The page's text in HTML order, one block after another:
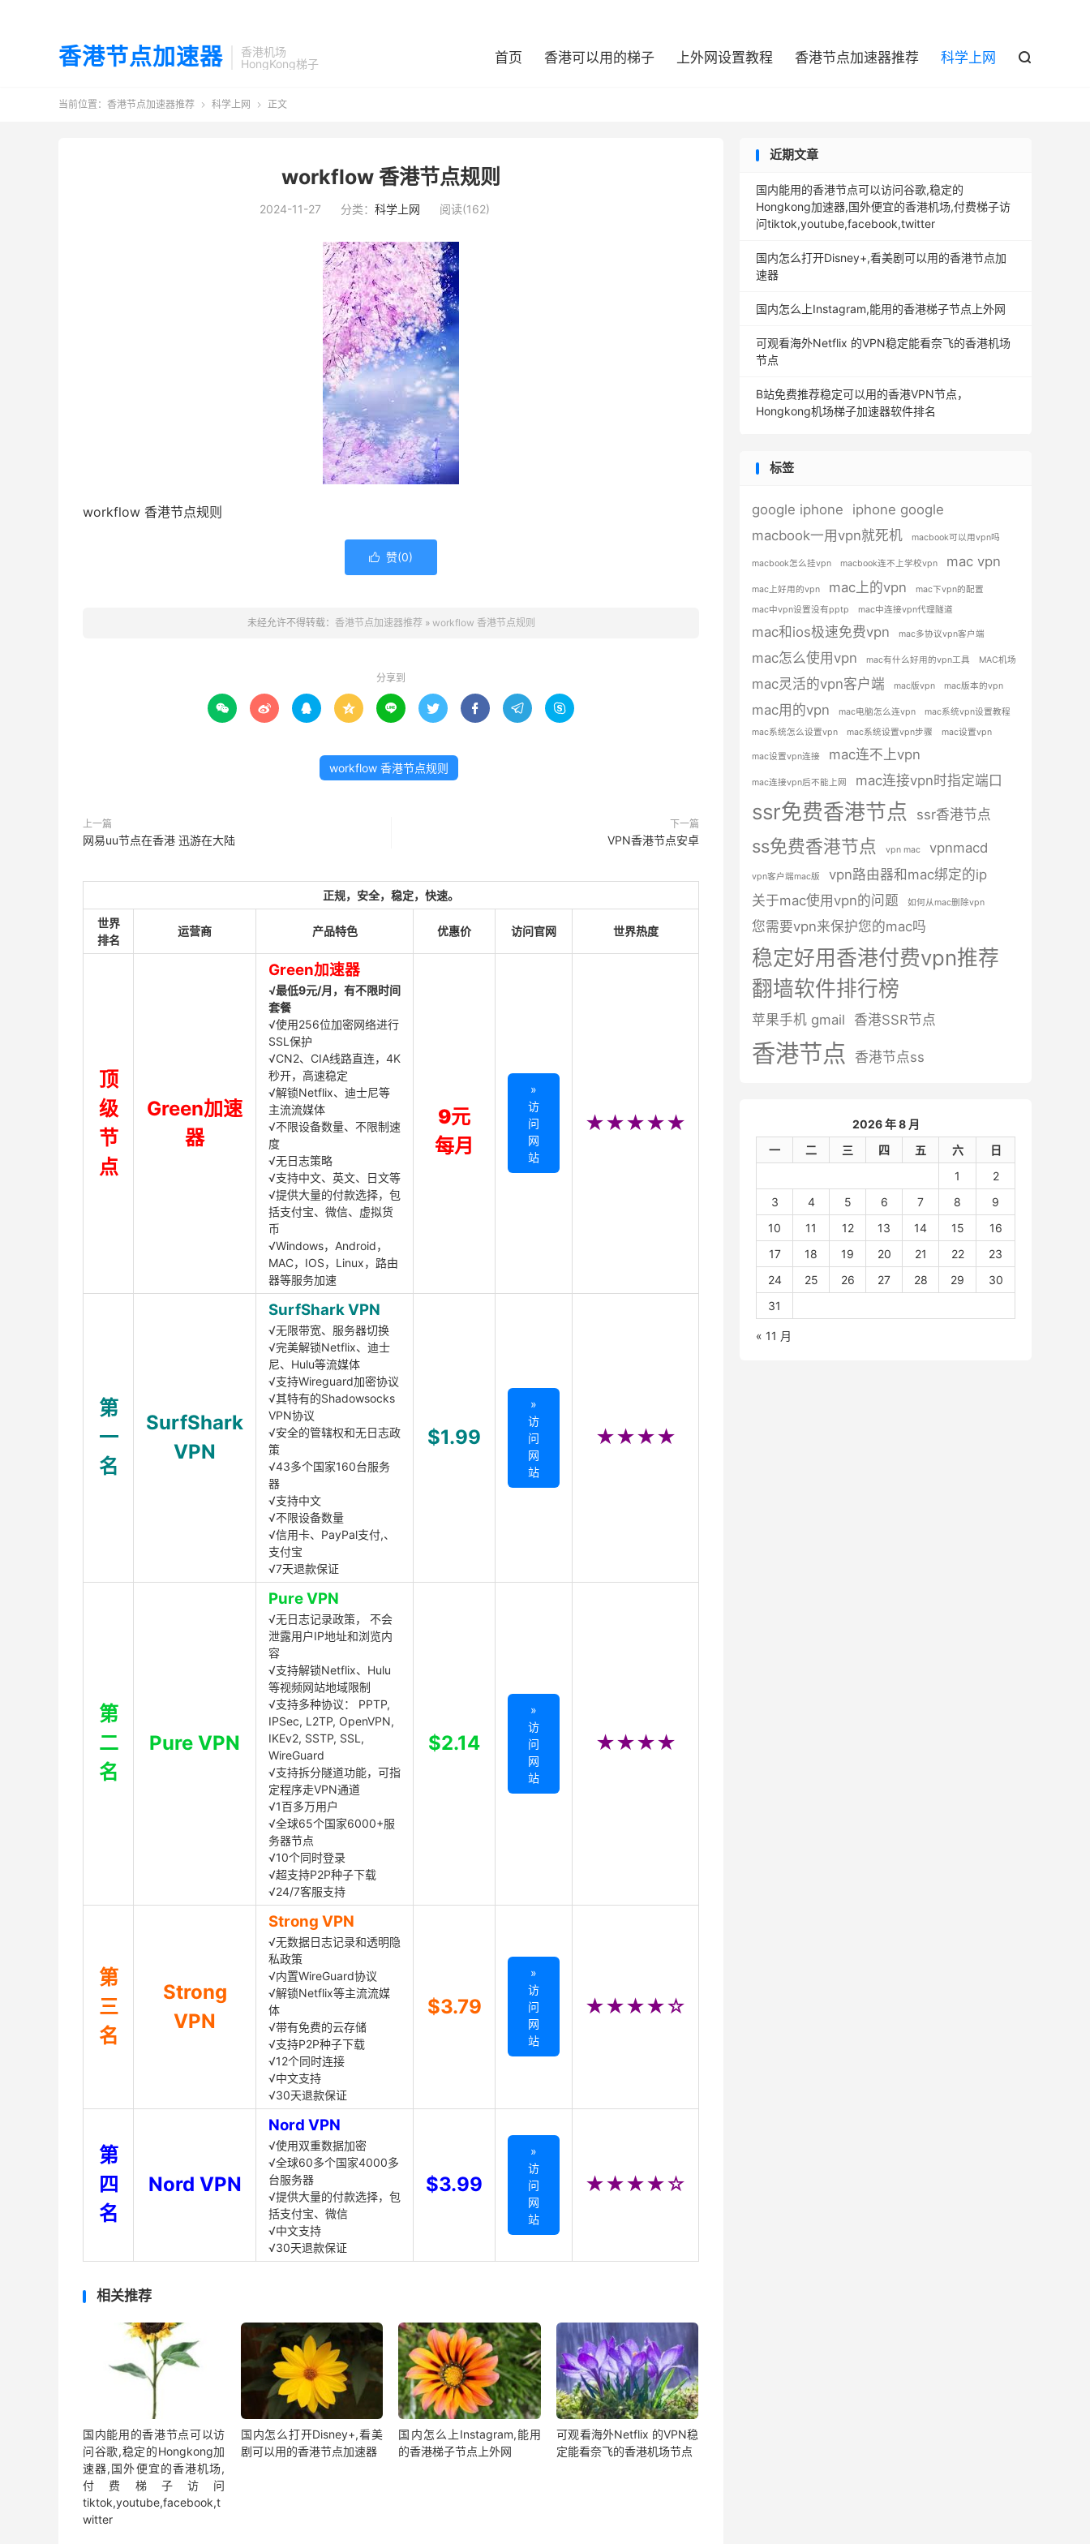
香港节点加速器
香港机场
HongKong梯子
首页 香港可以用的梯子 上外网设置教程 香港节点加速器推荐 科学上网 
当前位置： 香港节点加速器推荐  科学上网  正文
workflow 香港节点规则
2024-11-27 分类： 科学上网 阅读(162)
workflow 香港节点规则
 赞(0)
未经允许不得转载： 香港节点加速器推荐 » workflow 香港节点规则
分享到
        
workflow 香港节点规则
上一篇
网易uu节点在香港 迅游在大陆
下一篇
VPN香港节点安卓
正规，安全，稳定，快速。
世界
排名
运营商 产品特色 优惠价 访问官网 世界热度
顶
级
节
点
Green加速
器
Green加速器
√最低9元/月，有不限时间
套餐
√使用256位加密网络进行
SSL保护
√CN2、CIA线路直连，4K
秒开，高速稳定
√解锁Netflix、迪士尼等
主流流媒体
√不限设备数量、不限制速
度
√无日志策略
√支持中文、英文、日文等
√提供大量的付款选择，包
括支付宝、微信、虚拟货
币
√Windows，Android，
MAC，IOS，Linux，路由
器等服务加速
9元
每月
»
访
问
网
站
★★★★★
第
一
名
SurfShark
VPN
SurfShark VPN
√无限带宽、服务器切换
√完美解锁Netflix、迪士
尼、Hulu等流媒体
√支持Wireguard加密协议
√其特有的Shadowsocks
VPN协议
√安全的管辖权和无日志政
策
√43多个国家160台服务
器
√支持中文
√不限设备数量
√信用卡、PayPal支付,、
支付宝
√7天退款保证
$1.99
»
访
问
网
站
★★★★
第
二
名
Pure VPN
Pure VPN
√无日志记录政策， 不会
泄露用户IP地址和浏览内
容
√支持解锁Netflix、Hulu
等视频网站地域限制
√支持多种协议： PPTP,
IPSec, L2TP, OpenVPN,
IKEv2, SSTP, SSL,
WireGuard
√支持拆分隧道功能，可指
定程序走VPN通道
√1百多万用户
√全球65个国家6000+服
务器节点
√10个同时登录
√超支持P2P种子下载
√24/7客服支持
$2.14
»
访
问
网
站
★★★★
第
三
名
Strong
VPN
Strong VPN
√无数据日志记录和透明隐
私政策
√内置WireGuard协议
√解锁Netflix等主流流媒
体
√带有免费的云存储
√支持P2P种子下载
√12个同时连接
√中文支持
√30天退款保证
$3.79
»
访
问
网
站
★★★★☆
第
四
名
Nord VPN
Nord VPN
√使用双重数据加密
√全球60多个国家4000多
台服务器
√提供大量的付款选择，包
括支付宝、微信
√中文支持
√30天退款保证
$3.99
»
访
问
网
站
★★★★☆
相关推荐
国内能用的香港节点可以访
问谷歌,稳定的Hongkong加
速器,国外便宜的香港机场,
付费梯子访问
tiktok,youtube,facebook,t
witter
国内怎么打开Disney+,看美
剧可以用的香港节点加速器
国内怎么上Instagram,能用
的香港梯子节点上外网
可观看海外Netflix 的VPN稳
定能看奈飞的香港机场节点
近期文章
国内能用的香港节点可以访问谷歌,稳定的
Hongkong加速器,国外便宜的香港机场,付费梯子访
问tiktok,youtube,facebook,twitter
国内怎么打开Disney+,看美剧可以用的香港节点加
速器
国内怎么上Instagram,能用的香港梯子节点上外网
可观看海外Netflix 的VPN稳定能看奈飞的香港机场
节点
B站免费推荐稳定可以用的香港VPN节点，
Hongkong机场梯子加速器软件排名
标签
google iphone
iphone google
macbook一用vpn就死机
macbook可以用vpn吗
macbook怎么挂vpn macbook连不上学校vpn mac vpn
mac上好用的vpn mac上的vpn
mac下vpn的配置
mac中vpn设置没有pptp
mac中连接vpn代理隧道
mac和ios极速免费vpn mac多协议vpn客户端
mac怎么使用vpn mac有什么好用的vpn工具 MAC机场
mac灵活的vpn客户端 mac版vpn mac版本的vpn
mac用的vpn mac电脑怎么连vpn
mac系统vpn设置教程
mac系统怎么设置vpn
mac系统设置vpn步骤 mac设置vpn
mac设置vpn连接 mac连不上vpn
mac连接vpn后不能上网 mac连接vpn时指定端口
ssr免费香港节点 ssr香港节点
ss免费香港节点 vpn mac vpnmacd
vpn客户端mac版
vpn路由器和mac绑定的ip
关于mac使用vpn的问题
如何从mac删除vpn
您需要vpn来保护您的mac吗
稳定好用香港付费vpn推荐
翻墙软件排行榜
苹果手机 gmail 香港SSR节点
香港节点 香港节点ss
2026 年 8 月
一
二 三 四 五 六
日
1
2
3
4 5 6 7 8
9
10
11 12 13 14 15
16
17
18 19 20 21 22
23
24
25 26 27 28 29
30
31
« 11 月